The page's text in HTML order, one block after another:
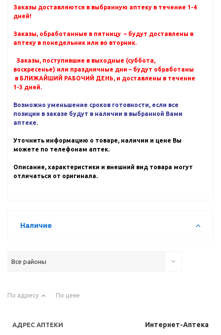
Заказы доставляются в выбранную аптеку в течение 1-4
дней!
Заказы, обработанные в пятницу – будут доставлены в
аптеку в понедельник или во вторник.
Заказы, поступившие в выходные (суббота,
воскресенье) или праздничные дни – будут обработаны
в БЛИЖАЙШИЙ РАБОЧИЙ ДЕНЬ, и доставлены в течение
1-3 дней.
Возможно уменьшение сроков готовности, если все
позиции в заказе будут в наличии в выбранной Вами
аптеке.
Уточнить информацию о товаре, наличии и цене Вы
можете по телефонам аптек.
Описание, характеристики и внешний вид товара могут
отличаться от оригинала.
Наличие
Все районы
По адресу По цене
Интернет-Аптека